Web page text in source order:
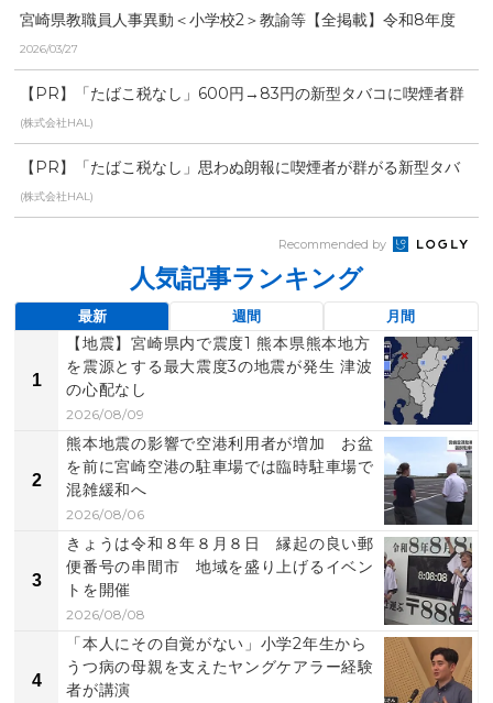
宮崎県教職員人事異動＜小学校2＞教諭等【全掲載】令和8年度
あなたの恩師はどの学...
2026/03/27
【PR】「たばこ税なし」600円→83円の新型タバコに喫煙者群
がる
(株式会社HAL)
【PR】「たばこ税なし」思わぬ朗報に喫煙者が群がる新型タバ
コ
(株式会社HAL)
Recommended by
人気記事ランキング
最新 週間 月間
1
【地震】宮崎県内で震度1 熊本県熊本地方
を震源とする最大震度3の地震が発生 津波
の心配なし
2026/08/09
2
熊本地震の影響で空港利用者が増加 お盆
を前に宮崎空港の駐車場では臨時駐車場で
混雑緩和へ
2026/08/06
3
きょうは令和８年８月８日 縁起の良い郵
便番号の串間市 地域を盛り上げるイベン
トを開催
2026/08/08
4
「本人にその自覚がない」小学2年生から
うつ病の母親を支えたヤングケアラー経験
者が講演